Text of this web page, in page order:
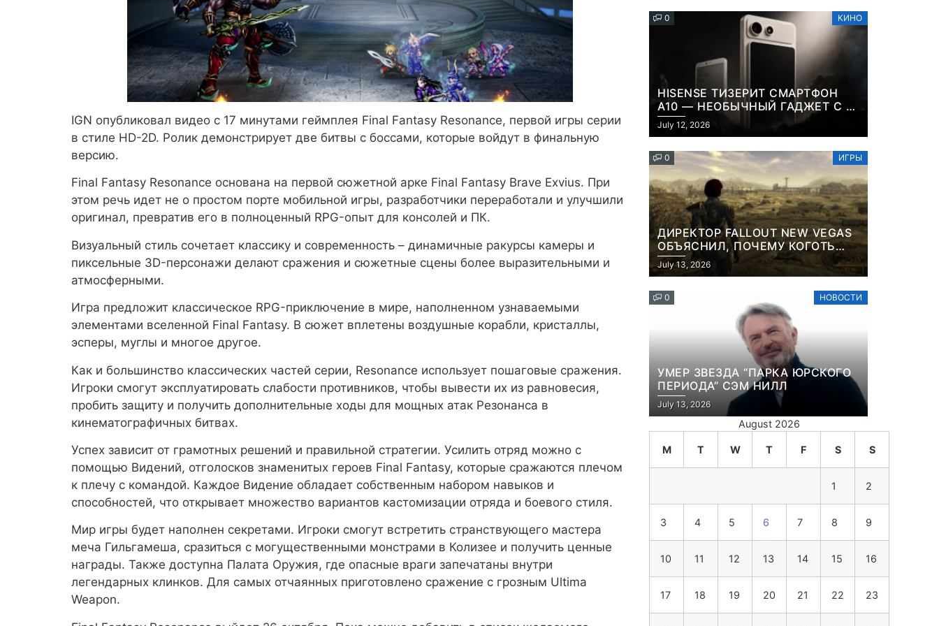
IGN опубликовал видео с 17 минутами геймплея Final Fantasy Resonance, первой игры серии
в стиле HD-2D. Ролик демонстрирует две битвы с боссами, которые войдут в финальную
версию.
Final Fantasy Resonance основана на первой сюжетной арке Final Fantasy Brave Exvius. При
этом речь идет не о простом порте мобильной игры, разработчики переработали и улучшили
оригинал, превратив его в полноценный RPG-опыт для консолей и ПК.
Визуальный стиль сочетает классику и современность – динамичные ракурсы камеры и
пиксельные 3D-персонажи делают сражения и сюжетные сцены более выразительными и
атмосферными.
Игра предложит классическое RPG-приключение в мире, наполненном узнаваемыми
элементами вселенной Final Fantasy. В сюжет вплетены воздушные корабли, кристаллы,
эсперы, муглы и многое другое.
Как и большинство классических частей серии, Resonance использует пошаговые сражения.
Игроки смогут эксплуатировать слабости противников, чтобы вывести их из равновесия,
пробить защиту и получить дополнительные ходы для мощных атак Резонанса в
кинематографичных битвах.
Успех зависит от грамотных решений и правильной стратегии. Усилить отряд можно с
помощью Видений, отголосков знаменитых героев Final Fantasy, которые сражаются плечом
к плечу с командой. Каждое Видение обладает собственным набором навыков и
способностей, что открывает множество вариантов кастомизации отряда и боевого стиля.
Мир игры будет наполнен секретами. Игроки смогут встретить странствующего мастера
меча Гильгамеша, сразиться с могущественными монстрами в Колизее и получить ценные
награды. Также доступна Палата Оружия, где опасные враги запечатаны внутри
легендарных клинков. Для самых отчаянных приготовлено сражение с грозным Ultima
Weapon.
0 КИНО
HISENSE ТИЗЕРИТ СМАРТФОН
A10 — НЕОБЫЧНЫЙ ГАДЖЕТ С E-
INK-ЭКРАНОМ И СЪЕМНОЙ LCD-
ПАНЕЛЬЮ ДЛЯ ЦВЕТНОГО
July 12, 2026
0 ИГРЫ
ДИРЕКТОР FALLOUT NEW VEGAS
ОБЪЯСНИЛ, ПОЧЕМУ КОГОТЬ
СМЕРТИ У КАРЬЕРА НАМЕРЕННО
СНОСИТ ВАМ ГОЛОВУ
July 13, 2026
0 НОВОСТИ
УМЕР ЗВЕЗДА “ПАРКА ЮРСКОГО
ПЕРИОДА” СЭМ НИЛЛ
July 13, 2026
August 2026
M T W T F S S
1 2
3 4 5 6 7 8 9
10 11 12 13 14 15 16
17 18 19 20 21 22 23